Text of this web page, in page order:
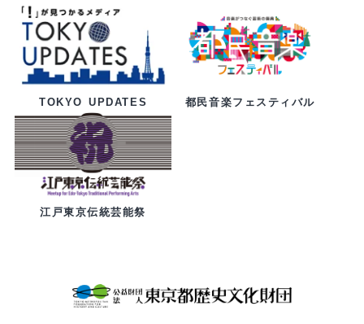
TOKYO UPDATES 都民音楽フェスティバル
江戸東京伝統芸能祭